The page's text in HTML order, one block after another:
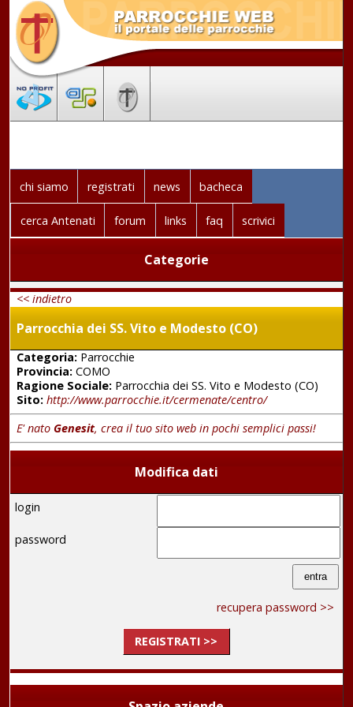
chi siamo registrati news bacheca
cerca Antenati forum links faq scrivici
Categorie
<< indietro
Parrocchia dei SS. Vito e Modesto (CO)
Categoria:Parrocchie
Provincia:COMO
Ragione Sociale:Parrocchia dei SS. Vito e Modesto (CO)
Sito: http://www.parrocchie.it/cermenate/centro/
E' nato Genesit, crea il tuo sito web in pochi semplici passi!
Modifica dati
login
password
recupera password >>
REGISTRATI >>